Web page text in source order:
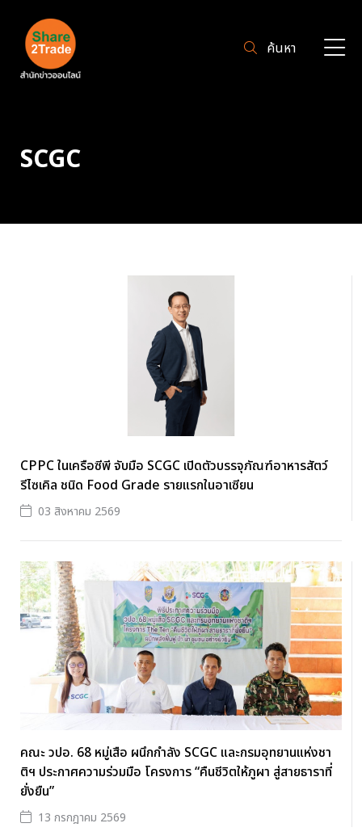
ค้นหา
SCGC
CPPC ในเครือซีพี จับมือ SCGC เปิดตัวบรรจุภัณฑ์อาหารสัตว์
รีไซเคิล ชนิด Food Grade รายแรกในอาเซียน
03 สิงหาคม 2569
คณะ วปอ. 68 หมู่เสือ ผนึกกำลัง SCGC และกรมอุทยานแห่งชา
ติฯ ประกาศความร่วมมือ โครงการ “คืนชีวิตให้ภูผา สู่สายธาราที่
ยั่งยืน”
13 กรกฎาคม 2569